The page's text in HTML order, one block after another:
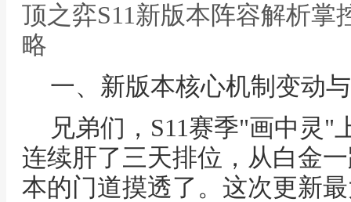
顶之弈S11新版本阵容解析掌
略
一、新版本核心机制变动
兄弟们，S11赛季"画中灵"
连续肝了三天排位，从白金
本的门道摸透了。这次更新